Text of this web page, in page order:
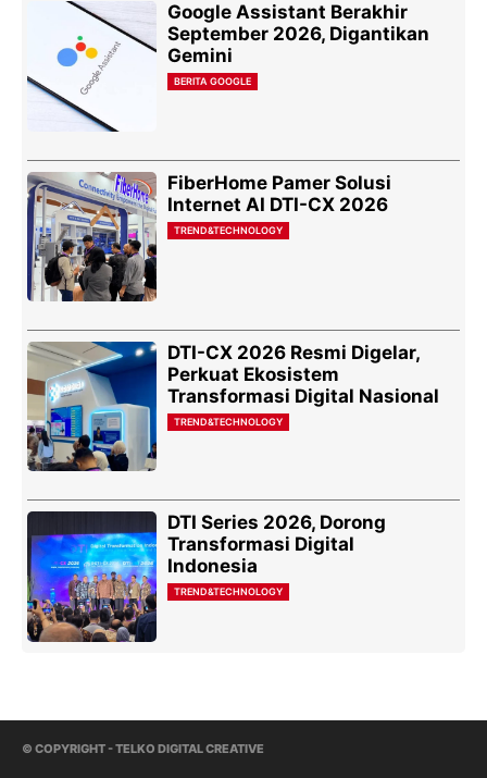
Google Assistant Berakhir
September 2026, Digantikan
Gemini
BERITA GOOGLE
FiberHome Pamer Solusi
Internet AI DTI-CX 2026
TREND&TECHNOLOGY
DTI-CX 2026 Resmi Digelar,
Perkuat Ekosistem
Transformasi Digital Nasional
TREND&TECHNOLOGY
DTI Series 2026, Dorong
Transformasi Digital
Indonesia
TREND&TECHNOLOGY
© COPYRIGHT - TELKO DIGITAL CREATIVE